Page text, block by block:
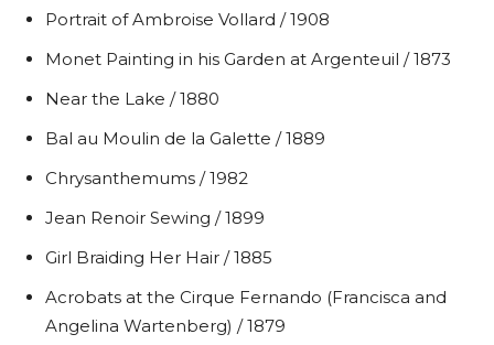
Portrait of Ambroise Vollard / 1908
Monet Painting in his Garden at Argenteuil / 1873
Near the Lake / 1880
Bal au Moulin de la Galette / 1889
Chrysanthemums / 1982
Jean Renoir Sewing / 1899
Girl Braiding Her Hair / 1885
Acrobats at the Cirque Fernando (Francisca and
Angelina Wartenberg) / 1879